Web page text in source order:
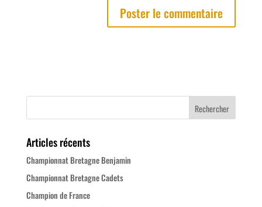
Articles récents
Championnat Bretagne Benjamin
Championnat Bretagne Cadets
Champion de France